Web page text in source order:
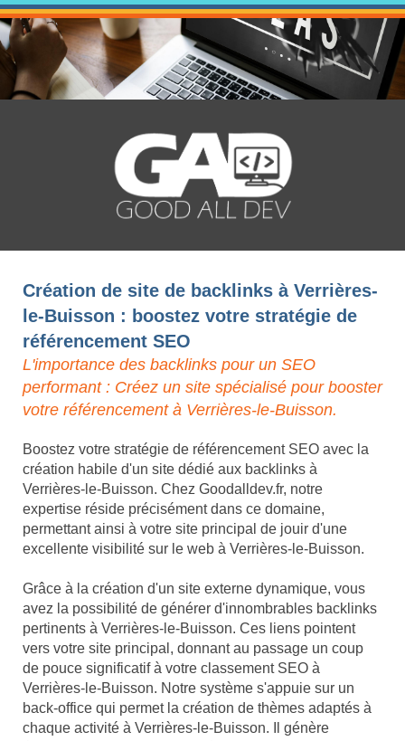
Création de site de backlinks à Verrières-
le-Buisson : boostez votre stratégie de
référencement SEO
L'importance des backlinks pour un SEO
performant : Créez un site spécialisé pour booster
votre référencement à Verrières-le-Buisson.
Boostez votre stratégie de référencement SEO avec la
création habile d'un site dédié aux backlinks à
Verrières-le-Buisson. Chez Goodalldev.fr, notre
expertise réside précisément dans ce domaine,
permettant ainsi à votre site principal de jouir d'une
excellente visibilité sur le web à Verrières-le-Buisson.
Grâce à la création d'un site externe dynamique, vous
avez la possibilité de générer d'innombrables backlinks
pertinents à Verrières-le-Buisson. Ces liens pointent
vers votre site principal, donnant au passage un coup
de pouce significatif à votre classement SEO à
Verrières-le-Buisson. Notre système s'appuie sur un
back-office qui permet la création de thèmes adaptés à
chaque activité à Verrières-le-Buisson. Il génère